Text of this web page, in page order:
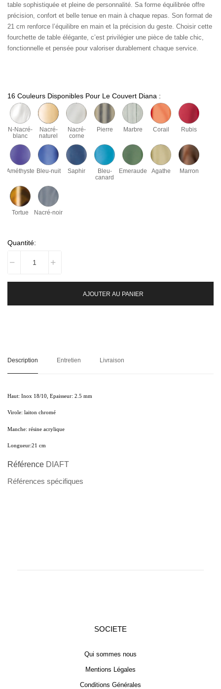
table sophistiquée et pleine de personnalité. Sa forme équilibrée offre
précision, confort et belle tenue en main à chaque repas. Son format de
21 cm renforce l’équilibre en main et la précision du geste. Choisir cette
fourchette de table élégante, c’est privilégier une pièce de table chic,
fonctionnelle et pensée pour valoriser durablement chaque service.
16 Couleurs Disponibles Pour Le Couvert Diana :
N-Nacré-
blanc
Nacré-
naturel
Nacré-
corne
Pierre Marbre Corail Rubis
Améthyste Bleu-nuit Saphir
Bleu-
canard
Emeraude Agathe Marron
Tortue Nacré-noir
Quantité:
AJOUTER AU PANIER
Description Entretien Livraison
Haut: Inox 18/10, Epaisseur: 2.5 mm
Virole: laiton chromé
Manche: résine acrylique
Longueur:21 cm
Référence DIAFT
Références spécifiques
SOCIETE
Qui sommes nous
Mentions Légales
Conditions Générales